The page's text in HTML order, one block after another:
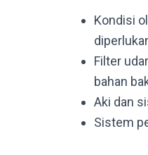
Kondisi
Filter
bahan
Aki dan
Sistem